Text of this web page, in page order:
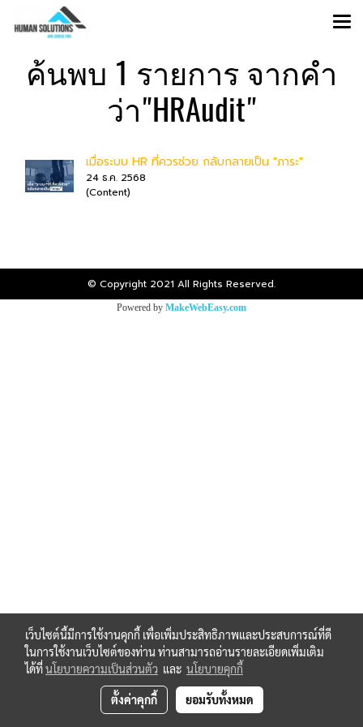
ค้นพบ 1 รายการ จากคำ
ว่า"HRAudit"
เมื่อระบบ HR ที่ควรช่วย กลับกลายเป็น "ภาระ"
24 ธ.ค. 2568
(Content)
© Copyright 2021 All Rights Reserved.
Powered by MakeWebEasy.com
เว็บไซต์นี้มีการใช้งานคุกกี้ เพื่อเพิ่มประสิทธิภาพและประสบการณ์ที่ดี
ในการใช้งานเว็บไซต์ของท่าน ท่านสามารถอ่านรายละเอียดเพิ่มเติม
ได้ที่นโยบายความเป็นส่วนตัว และ นโยบายคุกกี้
ตั้งค่าคุกกี้ ยอมรับทั้งหมด